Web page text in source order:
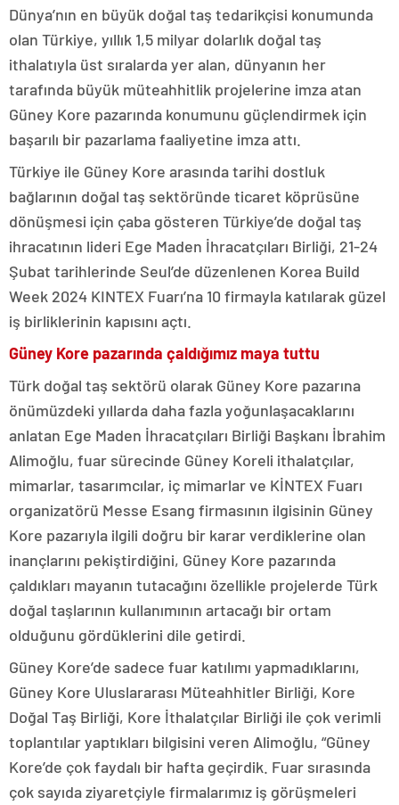
Dünya’nın en büyük doğal taş tedarikçisi konumunda
olan Türkiye, yıllık 1,5 milyar dolarlık doğal taş
ithalatıyla üst sıralarda yer alan, dünyanın her
tarafında büyük müteahhitlik projelerine imza atan
Güney Kore pazarında konumunu güçlendirmek için
başarılı bir pazarlama faaliyetine imza attı.
Türkiye ile Güney Kore arasında tarihi dostluk
bağlarının doğal taş sektöründe ticaret köprüsüne
dönüşmesi için çaba gösteren Türkiye’de doğal taş
ihracatının lideri Ege Maden İhracatçıları Birliği, 21-24
Şubat tarihlerinde Seul’de düzenlenen Korea Build
Week 2024 KINTEX Fuarı’na 10 firmayla katılarak güzel
iş birliklerinin kapısını açtı.
Güney Kore pazarında çaldığımız maya tuttu
Türk doğal taş sektörü olarak Güney Kore pazarına
önümüzdeki yıllarda daha fazla yoğunlaşacaklarını
anlatan Ege Maden İhracatçıları Birliği Başkanı İbrahim
Alimoğlu, fuar sürecinde Güney Koreli ithalatçılar,
mimarlar, tasarımcılar, iç mimarlar ve KİNTEX Fuarı
organizatörü Messe Esang firmasının ilgisinin Güney
Kore pazarıyla ilgili doğru bir karar verdiklerine olan
inançlarını pekiştirdiğini, Güney Kore pazarında
çaldıkları mayanın tutacağını özellikle projelerde Türk
doğal taşlarının kullanımının artacağı bir ortam
olduğunu gördüklerini dile getirdi.
Güney Kore’de sadece fuar katılımı yapmadıklarını,
Güney Kore Uluslararası Müteahhitler Birliği, Kore
Doğal Taş Birliği, Kore İthalatçılar Birliği ile çok verimli
toplantılar yaptıkları bilgisini veren Alimoğlu, “Güney
Kore’de çok faydalı bir hafta geçirdik. Fuar sırasında
çok sayıda ziyaretçiyle firmalarımız iş görüşmeleri